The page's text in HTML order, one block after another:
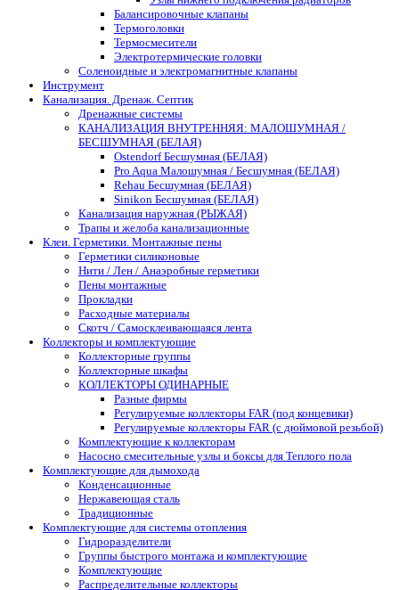
Балансировочные клапаны
Термоголовки
Термосмесители
Электротермические головки
Соленоидные и электромагнитные клапаны
Инструмент
Канализация. Дренаж. Септик
Дренажные системы
КАНАЛИЗАЦИЯ ВНУТРЕННЯЯ: МАЛОШУМНАЯ /
БЕСШУМНАЯ (БЕЛАЯ)
Ostendorf Бесшумная (БЕЛАЯ)
Pro Aqua Малошумная / Бесшумная (БЕЛАЯ)
Rehau Бесшумная (БЕЛАЯ)
Sinikon Бесшумная (БЕЛАЯ)
Канализация наружная (РЫЖАЯ)
Трапы и желоба канализационные
Клеи. Герметики. Монтажные пены
Герметики силиконовые
Нити / Лен / Анаэробные герметики
Пены монтажные
Прокладки
Расходные материалы
Скотч / Самосклеивающаяся лента
Коллекторы и комплектующие
Коллекторные группы
Коллекторные шкафы
КОЛЛЕКТОРЫ ОДИНАРНЫЕ
Разные фирмы
Регулируемые коллекторы FAR (под концевики)
Регулируемые коллекторы FAR (с дюймовой резьбой)
Комплектующие к коллекторам
Насосно смесительные узлы и боксы для Теплого пола
Комплектующие для дымохода
Конденсационные
Нержавеющая сталь
Традиционные
Комплектующие для системы отопления
Гидроразделители
Группы быстрого монтажа и комплектующие
Комплектующие
Распределительные коллекторы